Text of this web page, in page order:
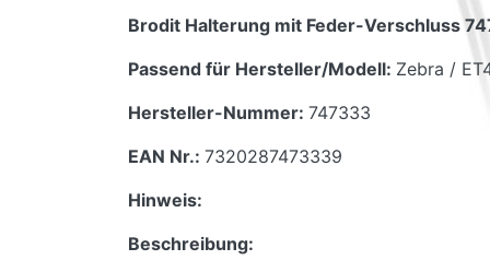
Brodit Halterung mit Feder-Verschluss
Passend für Hersteller/Modell: Zebra /
Hersteller-Nummer: 747333
EAN Nr.: 7320287473339
Hinweis:
Beschreibung: